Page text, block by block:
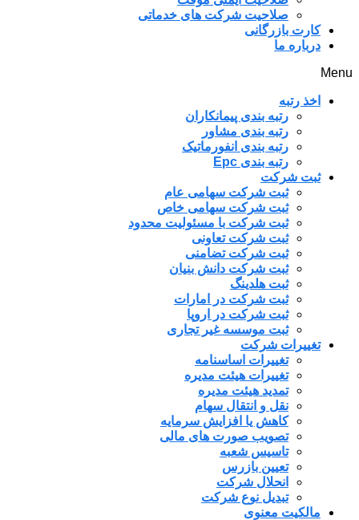
صلاحیت شرکت های خدماتی
کارت بازرگانی
درباره ما
Menu
اخذ رتبه
رتبه بندی پیمانکاران
رتبه بندی مشاور
رتبه بندی انفورماتیک
رتبه بندی Epc
ثبت شرکت
ثبت شرکت سهامی عام
ثبت شرکت سهامی خاص
ثبت شرکت با مسئولیت محدود
ثبت شرکت تعاونی
ثبت شرکت تضامنی
ثبت شرکت دانش بنیان
ثبت هلدینگ
ثبت شرکت در امارات
ثبت شرکت در اروپا
ثبت موسسه غیر تجاری
تغییرات شرکت
تغییرات اساسنامه
تغییرات هیئت مدیره
تمدید هیئت مدیره
نقل و انتقال سهام
کاهش یا افزایش سرمایه
تصویب صورت های مالی
تاسیس شعبه
تعیین بازرس
انحلال شرکت
تبدیل نوع شرکت
مالکیت معنوی